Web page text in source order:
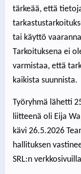
tärkeää, että
tai käyttö
Tarkoituksena ei
varmistaa, että
kaikista suunnista.
Työryhmä lähetti
liitteenä oli Eija
kävi 26.5.2026
hallituksen
SRL:n